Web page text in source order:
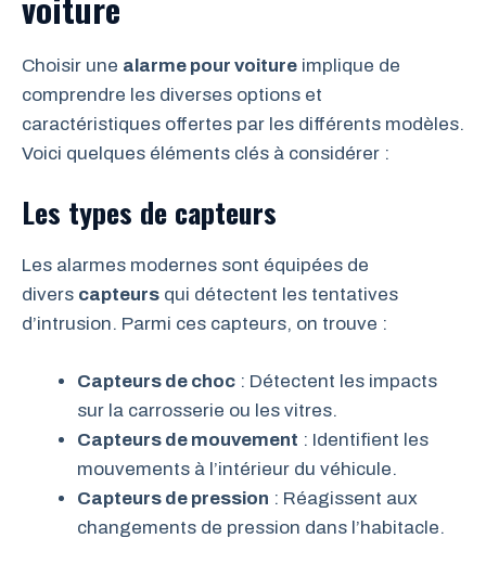
Choisir une alarme pour voiture implique de
comprendre les diverses options et
caractéristiques offertes par les différents modèles.
Voici quelques éléments clés à considérer :
Les types de capteurs
Les alarmes modernes sont équipées de
divers capteurs qui détectent les tentatives
d’intrusion. Parmi ces capteurs, on trouve :
Capteurs de choc : Détectent les impacts
sur la carrosserie ou les vitres.
Capteurs de mouvement : Identifient les
mouvements à l’intérieur du véhicule.
Capteurs de pression : Réagissent aux
changements de pression dans l’habitacle.